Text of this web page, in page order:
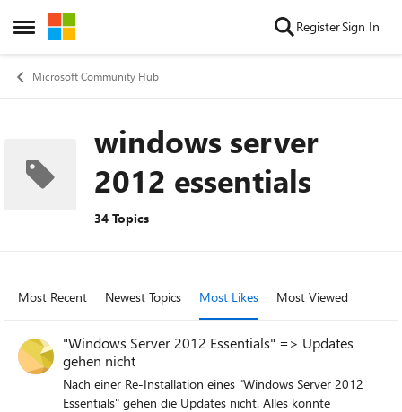
Open Side Menu
Skip to content RegisterSign In
Microsoft Community Hub
windows server
2012 essentials
34 Topics
Most Recent Newest Topics Most Likes Most Viewed
"Windows Server 2012 Essentials" => Updates
gehen nicht
Nach einer Re-Installation eines "Windows Server 2012
Essentials" gehen die Updates nicht. Alles konnte